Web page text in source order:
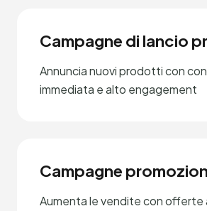
Campagne di lancio
Annuncia nuovi prodotti con
immediata e alto engagement
Campagne
Aumenta le vendite con offerte